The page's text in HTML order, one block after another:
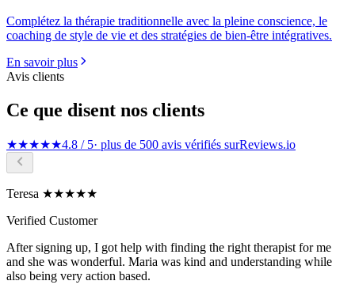
Complétez la thérapie traditionnelle avec la pleine conscience, le
coaching de style de vie et des stratégies de bien-être intégratives.
En savoir plus
Avis clients
Ce que disent nos clients
★★★★★4.8 / 5· plus de 500 avis vérifiés surReviews.io
Teresa ★★★★★
Verified Customer
After signing up, I got help with finding the right therapist for me
and she was wonderful. Maria was kind and understanding while
also being very action based.